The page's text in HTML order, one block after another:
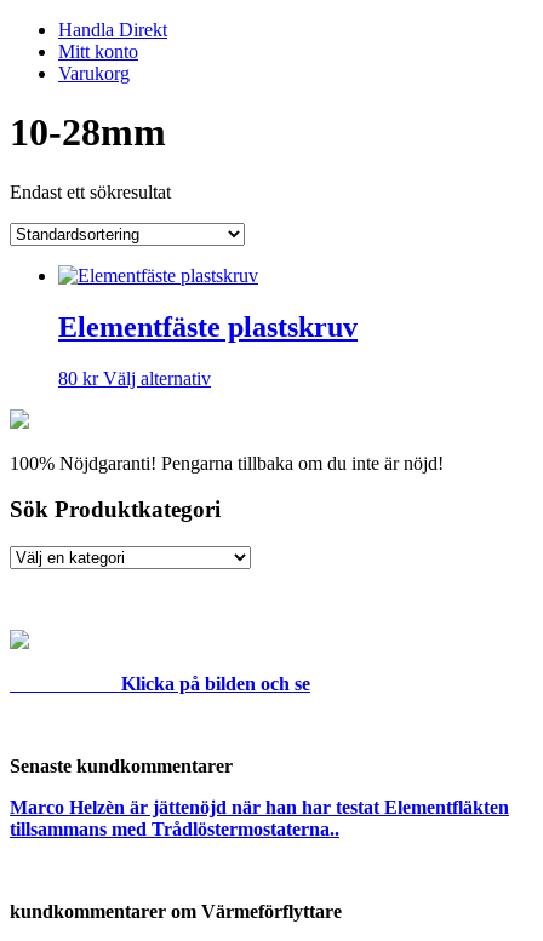
Handla Direkt
Mitt konto
Varukorg
10-28mm
Endast ett sökresultat
Elementfäste plastskruv
80 kr Välj alternativDen
flera
De
alternativen
kan
100% Nöjdgaranti! Pengarna tillbaka om du inte är nöjd!
Sök Produktkategori
Klicka på bilden och se
Senaste kundkommentarer
Marco Helzèn är jättenöjd när han har testat Elementfläkten
tillsammans med Trådlöstermostaterna..
kundkommentarer om Värmeförflyttare